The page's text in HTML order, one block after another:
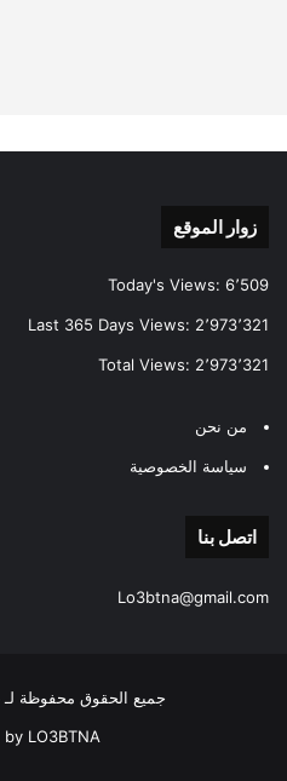
زوار الموقع
Today's Views: 6٬509
Last 365 Days Views: 2٬973٬321
Total Views: 2٬973٬321
من نحن
سياسة الخصوصية
اتصل بنا
Lo3btna@gmail.com
جميع الحقوق محفوظة لـ Lo3BTNA 2026 ©
LO3BTNA